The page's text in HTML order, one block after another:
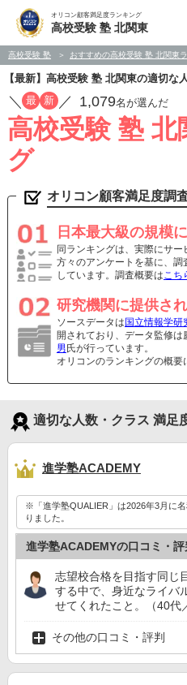
オリコン顧客満足度ランキング
高校受験 塾 北関東
高校受験 塾 おすすめの高校受験 塾 北関東
【最新】高校受験 塾 北関東の適切な
／ 最 新 ／ 1,079名が選んだ
高校受験 塾
グ
オリコン顧客満足度調
日本最大級の規模
同ランキングは、実際にサ
方々のアンケートを基に、
しています。調査概要はこち
研究機関に提供さ
ソースデータは 国立情報学研
開されており、データ監修は
男 氏が行っています。
オリコンのランキングの概要
適切な人数・クラス 満足
進学塾ACADEMY
※「進学塾QUALIER」は2026年3月に
りました。
進学塾ACADEMYの口コミ・評
志望校合格を目指す同じ
する中で、身近なライバ
せてくれたこと。（40代
その他の口コミ・評判